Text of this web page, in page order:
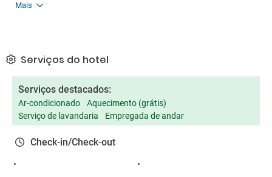
Mais
Serviços do hotel
Serviços destacados:
Ar-condicionado
Aquecimento (grátis)
Serviço de lavandaria
Empregada de andar
Check-in/Check-out